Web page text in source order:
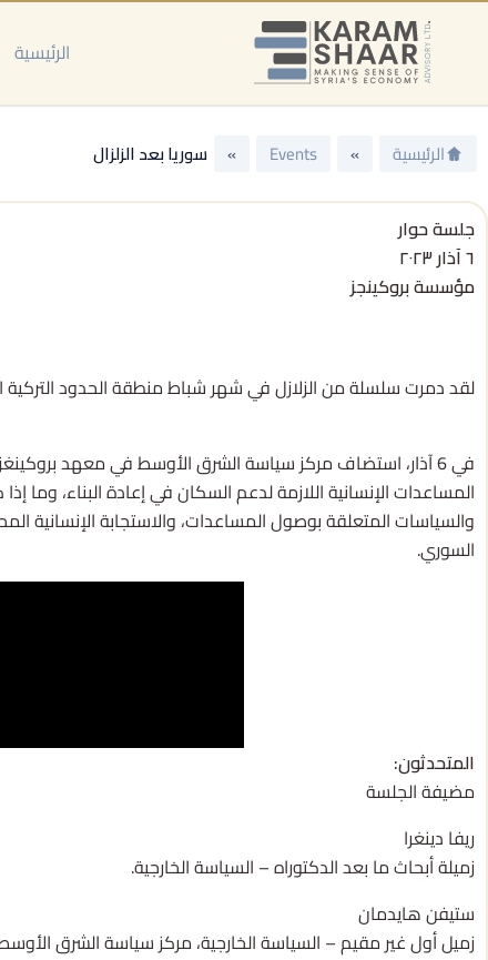
تخطي
المحتوى
الرئيسية
الرئيسية »
Events
» سوريا بعد الزلزال
جلسة حوار
٦ آذار ٢٠٢٣
مؤسسة بروكينجز
لقد دمرت سلسلة من الزلازل في شهر شباط منطقة الحدود التركية
في 6 آذار، استضاف مركز سياسة الشرق الأوسط في معهد
المساعدات الإنسانية اللازمة لدعم السكان في إعادة البناء، وما
والسياسات المتعلقة بوصول المساعدات، والاستجابة الإنسانية
السوري.
المتحدثون:
مضيفة الجلسة
ريفا دينغرا
زميلة أبحاث ما بعد الدكتوراه – السياسة الخارجية.
ستيفن هايدمان
زميل أول غير مقيم – السياسة الخارجية، مركز سياسة الشرق